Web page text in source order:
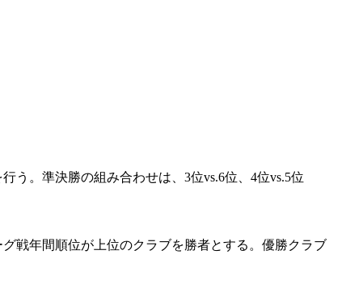
う。準決勝の組み合わせは、3位vs.6位、4位vs.5位
戦年間順位が上位のクラブを勝者とする。優勝クラブ